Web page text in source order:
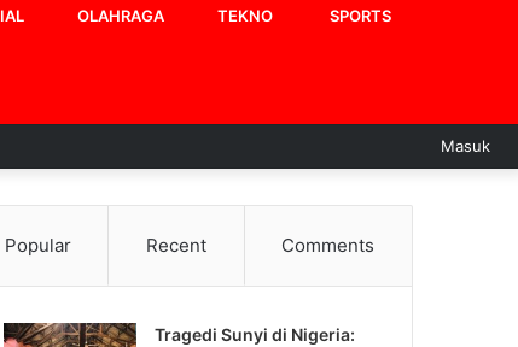
OLAHRAGA TEKNO SPORTS
Masuk
Popular Recent Comments
Tragedi Sunyi di Nigeria: